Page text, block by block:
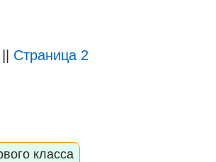
Страница 2
класса